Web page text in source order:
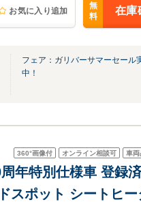
お気に入り追加
無
料
在庫
フェア：ガリバーサマーセール
中！
360°画像付 オンライン相談可 車両
年特別仕様車 登録
ポット シートヒー